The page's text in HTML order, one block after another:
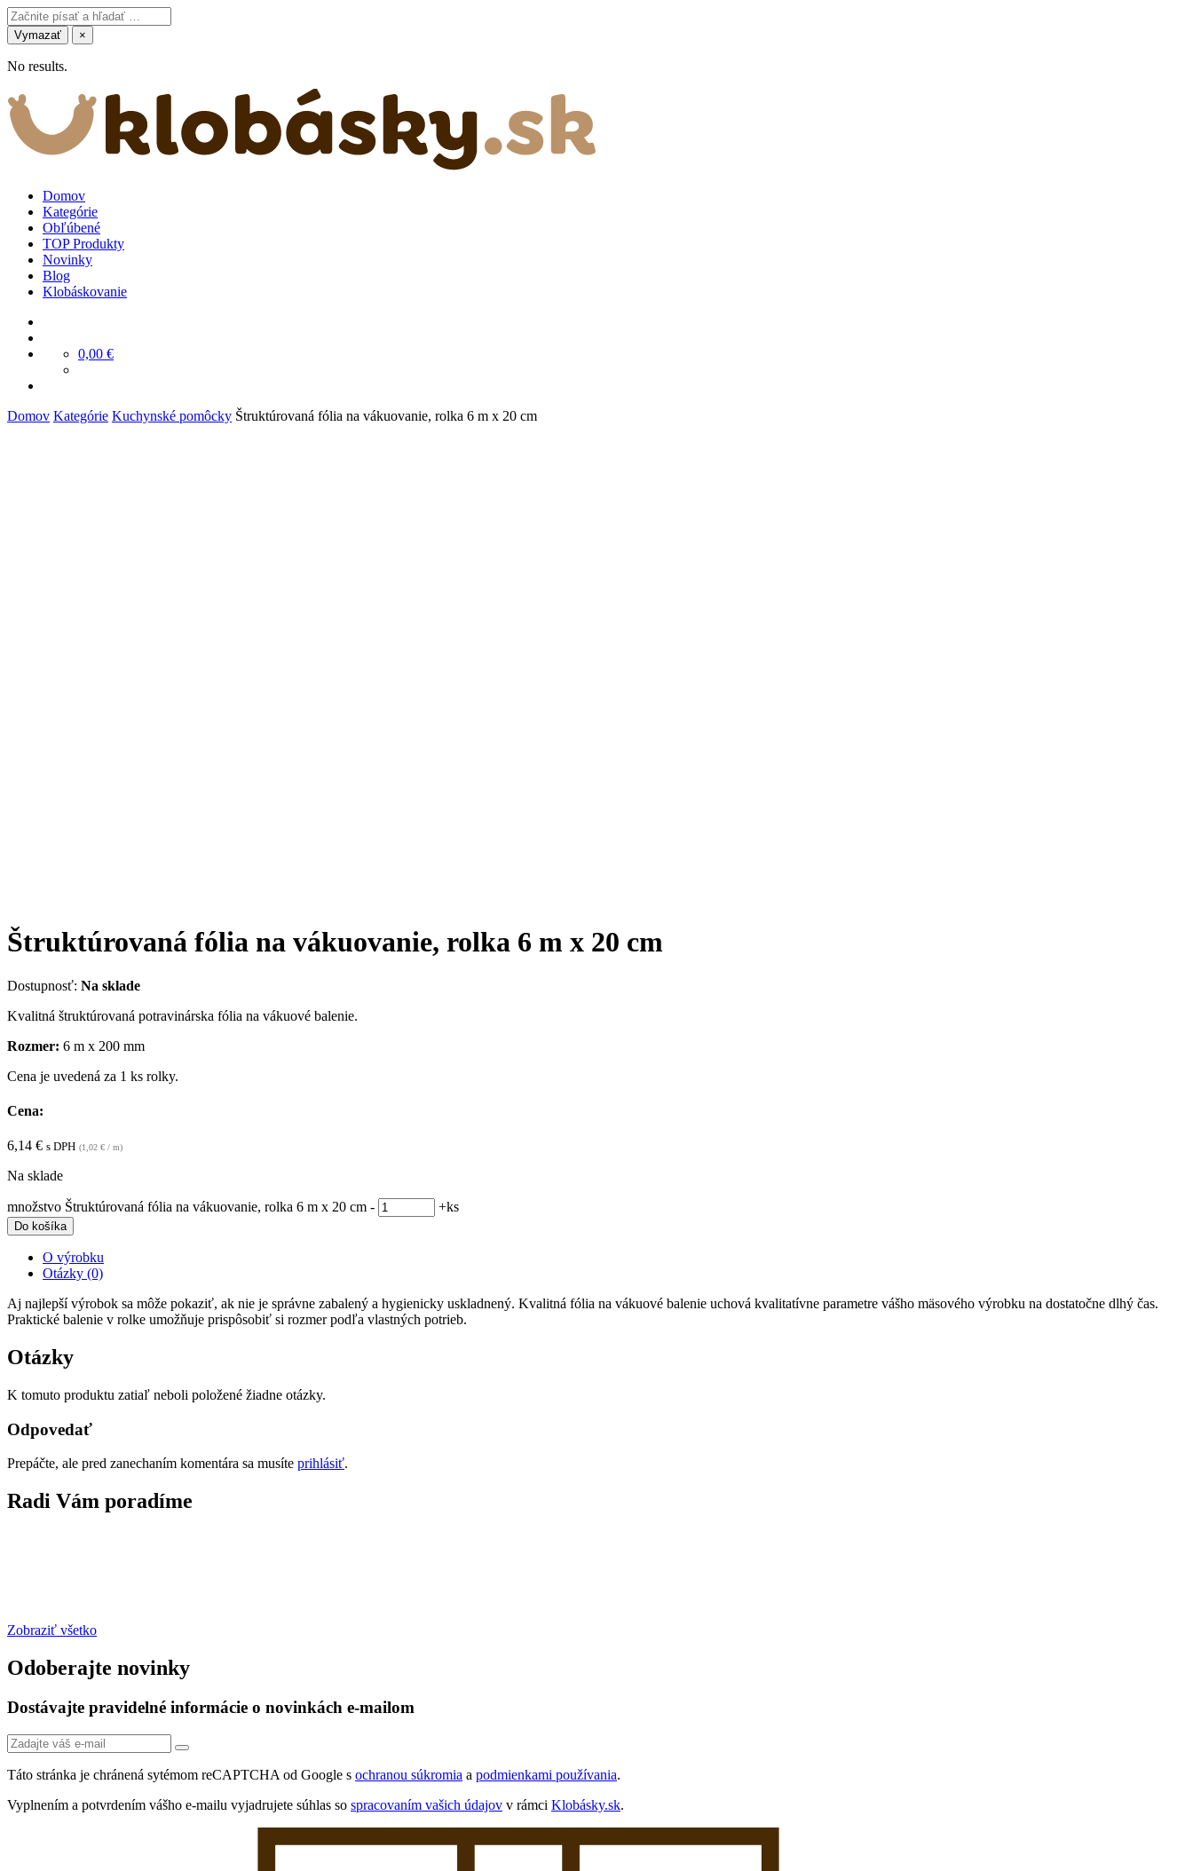
Vymazať ×
No results.
Domov
Kategórie
Obľúbené
TOP Produkty
Novinky
Blog
Klobáskovanie
0,00 €
Domov Kategórie Kuchynské pomôcky Štruktúrovaná fólia na vákuovanie, rolka 6 m x 20 cm
Štruktúrovaná fólia na vákuovanie, rolka 6 m x 20 cm
Dostupnosť: Na sklade
Kvalitná štruktúrovaná potravinárska fólia na vákuové balenie.
Rozmer: 6 m x 200 mm
Cena je uvedená za 1 ks rolky.
Cena:
6,14 € s DPH (1,02 € / m)
Na sklade
množstvo Štruktúrovaná fólia na vákuovanie, rolka 6 m x 20 cm - +ks
Do košíka
O výrobku
Otázky (0)
Aj najlepší výrobok sa môže pokaziť, ak nie je správne zabalený a hygienicky uskladnený. Kvalitná fólia na vákuové balenie uchová kvalitatívne parametre vášho mäsového výrobku na dostatočne dlhý čas.
Praktické balenie v rolke umožňuje prispôsobiť si rozmer podľa vlastných potrieb.
Otázky
K tomuto produktu zatiaľ neboli položené žiadne otázky.
Odpovedať
Prepáčte, ale pred zanechaním komentára sa musíte prihlásiť.
Radi Vám poradíme
Zobraziť všetko
Odoberajte novinky
Dostávajte pravidelné informácie o novinkách e-mailom
Táto stránka je chránená sytémom reCAPTCHA od Google s ochranou súkromia a podmienkami používania.
Vyplnením a potvrdením vášho e-mailu vyjadrujete súhlas so spracovaním vašich údajov v rámci Klobásky.sk.